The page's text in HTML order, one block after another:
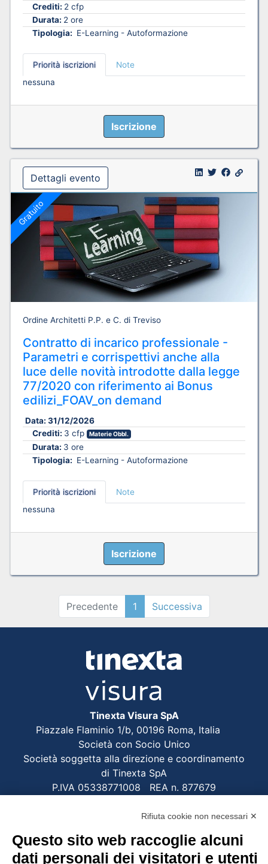
Crediti: 2 cfp
Durata: 2 ore
Tipologia: E-Learning - Autoformazione
Priorità iscrizioni
Note
nessuna
Iscrizione
Dettagli evento
Gratuito
Ordine Architetti P.P. e C. di Treviso
Contratto di incarico professionale -
Parametri e corrispettivi anche alla
luce delle novità introdotte dalla legge
77/2020 con riferimento ai Bonus
edilizi_FOAV_on demand
Data: 31/12/2026
Crediti: 3 cfp Materie Obbl.
Durata: 3 ore
Tipologia: E-Learning - Autoformazione
Priorità iscrizioni
Note
nessuna
Iscrizione
Precedente 1 Successiva
Tinexta Visura SpA
Piazzale Flaminio 1/b, 00196 Roma, Italia
Società con Socio Unico
Società soggetta alla direzione e coordinamento
di Tinexta SpA
P.IVA 05338771008 REA n. 877679
Recupero Password
Rifiuta cookie non necessari ✕
Questo sito web raccoglie alcuni
dati personali dei visitatori e utenti